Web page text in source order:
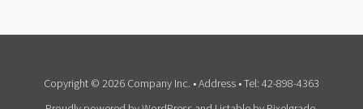
Copyright © 2026 Company Inc. • Address • Tel: 42-898-4363